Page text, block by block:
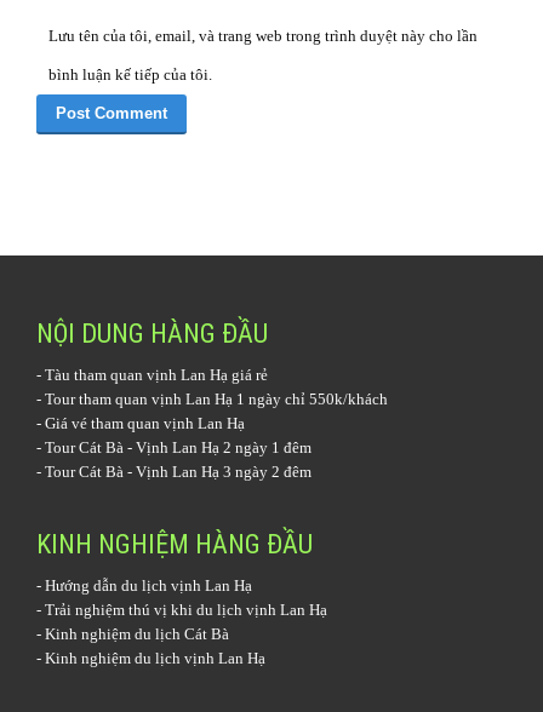
Lưu tên của tôi, email, và trang web trong trình duyệt này cho lần
bình luận kế tiếp của tôi.
NỘI DUNG HÀNG ĐẦU
- Tàu tham quan vịnh Lan Hạ giá rẻ
- Tour tham quan vịnh Lan Hạ 1 ngày chỉ 550k/khách
- Giá vé tham quan vịnh Lan Hạ
- Tour Cát Bà - Vịnh Lan Hạ 2 ngày 1 đêm
- Tour Cát Bà - Vịnh Lan Hạ 3 ngày 2 đêm
KINH NGHIỆM HÀNG ĐẦU
- Hướng dẫn du lịch vịnh Lan Hạ
- Trải nghiệm thú vị khi du lịch vịnh Lan Hạ
- Kinh nghiệm du lịch Cát Bà
- Kinh nghiệm du lịch vịnh Lan Hạ